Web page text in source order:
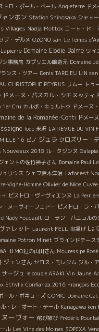
トロ・ポール・ベール Angleterre ド
ャンボン Station Shinosaka シャト
Villages Nadja Mottox コート・ド・
プ・デルメ OZONO san Le Temps
Domaine Elodie Balme ワイ
ン事務局 カプリエル醸造元 Domaine
ランス・ツアー Denis TARDIEU LIN san
CHRISTOPHE PEYRUS リムー トゥ
ドメーヌ・パスカル・シモヌッティ
1er Cru カルボ・キュルトゥ ドメーヌ
de la Romanée-Conti ドメー
Iode 米沢 LA REVUE DU VIN
16 ピノ ジュラ クロズリー・
Nouveaux 2018 ル・タジンヌ Galapia
ェントの佐竹裕子さん Domaine Paul
ュリウス シェフ鈴木洋治 Laforest
Vigne-Homme Olivier de Nice
ビストロ・ヴィヴィエンヌ La
・ヌーヴォーフェアー ビストロ・ラ・
Nady Foucault ローラン・バニョル
ァレット Laurent FELL 串揚げ La
Potron Minet ブラインドテース
ＢＭО社の山田さん Mouressipe Rosé
ジュンさん セロス・ミレジム ジル・
ージュ le couple ARAKI Vin Jaune
Ethylix Confianza 2016 François
ール・ボキューズ COMIC Domaine
ル・レ・オート・テール Kanagawa
ーヴォー 侘び寂び Frédéric
ル Les Vins des Moines SOPEXA